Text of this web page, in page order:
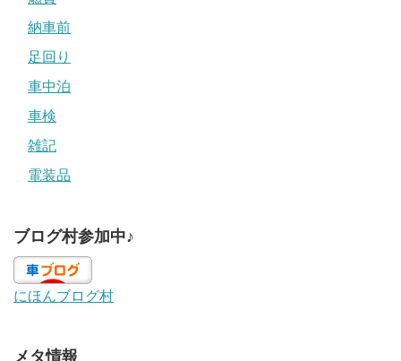
納車前
足回り
車中泊
車検
雑記
電装品
ブログ村参加中♪
にほんブログ村
メタ情報